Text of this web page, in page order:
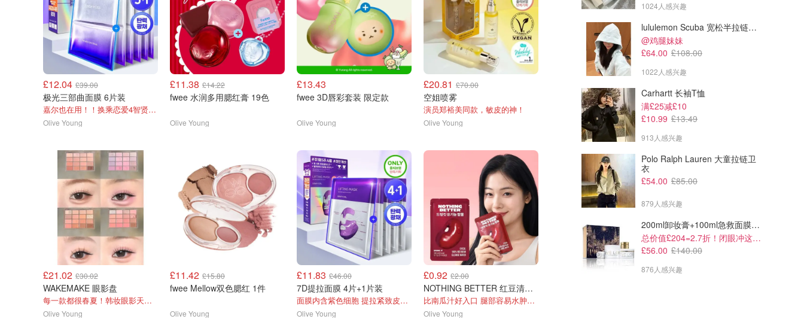
£12.04 £39.00
极光三部曲面膜 6片装
嘉尔也在用！！换乘恋爱4智贤也在用！！！
Olive Young
£11.38 £14.22
fwee 水润多用腮红膏 19色
Olive Young
£13.43
fwee 3D唇彩套装 限定款
Olive Young
£20.81 £70.00
空姐喷雾
演员郑裕美同款，敏皮的神！
Olive Young
£21.02 £30.02
WAKEMAKE 眼影盘
每一款都很春夏！韩妆眼影天花板
Olive Young
£11.42 £15.80
fwee Mellow双色腮红 1件
Olive Young
£11.83 £46.00
7D提拉面膜 4片+1片装
面膜内含紫色细胞 提拉紧致皮肤，改善松弛
Olive Young
£0.92 £2.00
NOTHING BETTER 红豆清饮水 100ml
比南瓜汁好入口 腿部容易水肿也可以喝
Olive Young
1024人感兴趣
lululemon Scuba 宽松半拉链卫衣
@鸡腿妹妹
£64.00 £108.00
1022人感兴趣
Carhartt 长袖T恤
满£25减£10
£10.99 £13.49
913人感兴趣
Polo Ralph Lauren 大童拉链卫
衣
£54.00 £85.00
879人感兴趣
200ml卸妆膏+100ml急救面膜+面霜+洁颜布
总价值£204=2.7折！闭眼冲这套！
£56.00 £140.00
876人感兴趣